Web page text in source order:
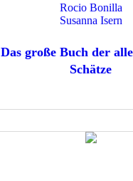
Rocio Bonilla
Susanna Isern
Das große Buch der
Schätze